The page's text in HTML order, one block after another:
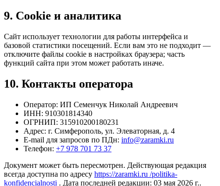
9. Cookie и аналитика
Сайт использует технологии для работы интерфейса и
базовой статистики посещений. Если вам это не подходит —
отключите файлы cookie в настройках браузера; часть
функций сайта при этом может работать иначе.
10. Контакты оператора
Оператор: ИП Семенчук Николай Андреевич
ИНН: 910301814340
ОГРНИП: 315910200180231
Адрес: г. Симферополь, ул. Элеваторная, д. 4
E-mail для запросов по ПДн: info@zaramki.ru
Телефон: +7 978 701 73 37
Документ может быть пересмотрен. Действующая редакция
всегда доступна по адресу https://zaramki.ru /politika-
konfidencialnosti . Дата последней редакции: 03 мая 2026 г..